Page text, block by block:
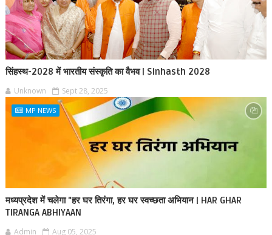
सिंहस्थ-2028 में भारतीय संस्कृति का वैभव | Sinhasth 2028
Unknown Sept 28, 2025
MP NEWS
मध्यप्रदेश में चलेगा "हर घर तिरंगा, हर घर स्वच्छता अभियान | HAR GHAR
TIRANGA ABHIYAAN
Admin Aug 05, 2025